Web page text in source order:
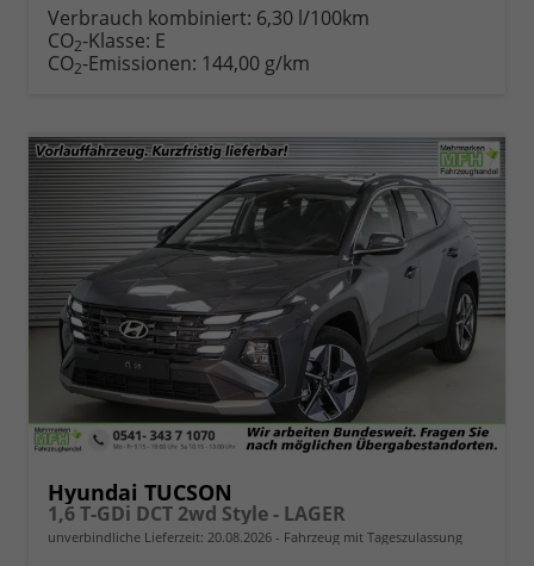
Verbrauch kombiniert: 6,30 l/100km
CO2-Klasse: E
CO2-Emissionen: 144,00 g/km
Hyundai TUCSON
1,6 T-GDi DCT 2wd Style - LAGER
unverbindliche Lieferzeit: 20.08.2026 Fahrzeug mit Tageszulassung